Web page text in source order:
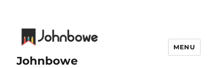
Johnbowe
MENU